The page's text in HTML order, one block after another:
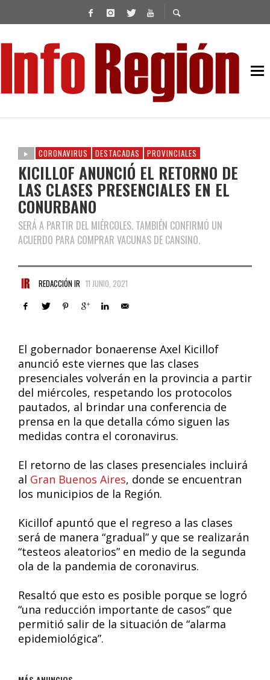
CORONAVIRUS DESTACADAS PROVINCIALES
KICILLOF ANUNCIÓ EL RETORNO DE
LAS CLASES PRESENCIALES EN EL
CONURBANO
SERÁ A PARTIR DEL MIÉRCOLES. TAMBIÉN CONFIRMÓ UN
ACUERDO PARA COMPRAR VACUNAS DE CANSINO.
REDACCIÓN IR 11 JUNIO, 2021
El gobernador bonaerense Axel Kicillof
anunció este viernes que las clases
presenciales volverán en la provincia a partir
del miércoles, respetando los protocolos
pautados, al brindar una conferencia de
prensa en la que detalla cómo siguen las
medidas contra el coronavirus.
El retorno de las clases presenciales incluirá
al Gran Buenos Aires, donde se encuentran
los municipios de la Región.
Kicillof apuntó que el regreso a las clases
será de manera “gradual” y que se realizarán
“testeos aleatorios” en medio de la segunda
ola de la pandemia de coronavirus.
Resaltó que esto es posible porque se logró
“una reducción importante de casos” que
permitió salir de la situación de “alarma
epidemiológica”.